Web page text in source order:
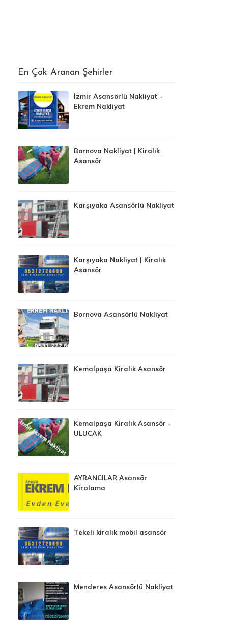
En Çok Aranan Şehirler
İzmir Asansörlü Nakliyat -
Ekrem Nakliyat
Bornova Nakliyat | Kiralık
Asansör
Karşıyaka Asansörlü Nakliyat
Karşıyaka Nakliyat | Kiralık
Asansör
Bornova Asansörlü Nakliyat
Kemalpaşa Kiralık Asansör
Kemalpaşa Kiralık Asansör -
ULUCAK
AYRANCILAR Asansör
Kiralama
Tekeli kiralık mobil asansör
Menderes Asansörlü Nakliyat